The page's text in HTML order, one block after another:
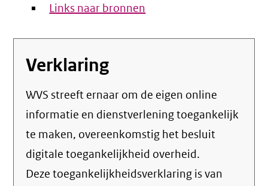
Links naar bronnen
Verklaring
WVS streeft ernaar om de eigen online
informatie en dienstverlening toegankelijk
te maken, overeenkomstig het besluit
digitale toegankelijkheid overheid.
Deze toegankelijkheidsverklaring is van